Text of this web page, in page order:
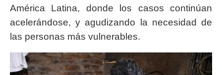
América Latina, donde los casos continúan
acelerándose, y agudizando la necesidad de
las personas más vulnerables.